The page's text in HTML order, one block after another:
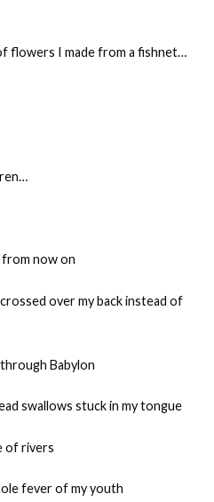
flowers I made from a fishnet…
from now on
over my back instead of
Babylon
swallows stuck in my tongue
of rivers
fever of my youth